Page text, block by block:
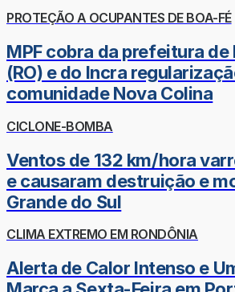
PROTEÇÃO A OCUPANTES DE BOA-FÉ
MPF cobra da prefeitura
(RO) e do Incra
comunidade Nova Colina
CICLONE-BOMBA
Ventos de 132 km/hora
e causaram destruição e
Grande do Sul
CLIMA EXTREMO EM RONDÔNIA
Alerta de Calor Intenso e